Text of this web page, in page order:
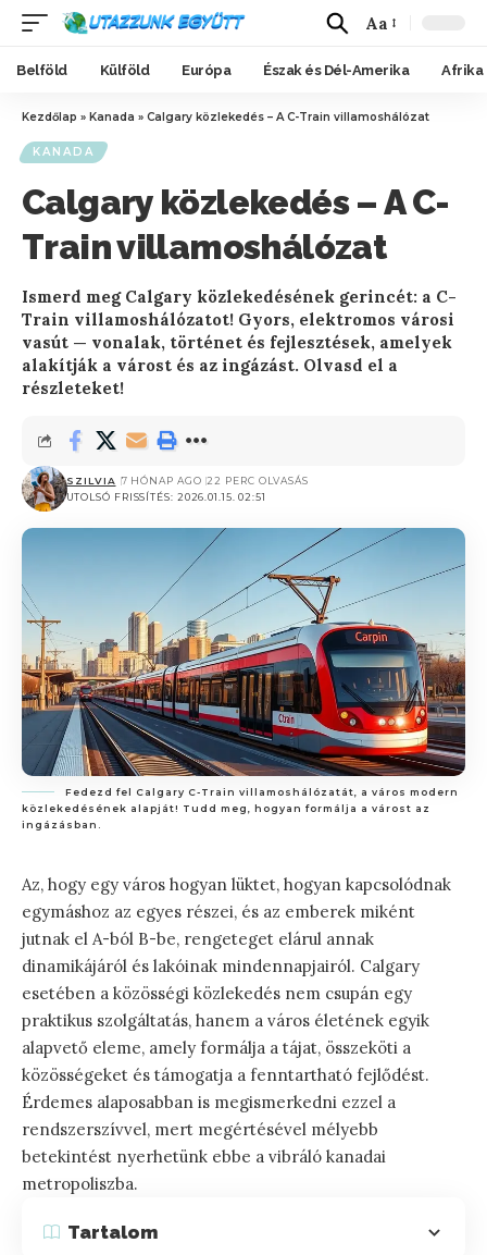
Aa
Belföld Külföld Európa Észak és Dél-Amerika Afrika
Kezdőlap » Kanada » Calgary közlekedés – A C-Train villamoshálózat
KANADA
Calgary közlekedés – A C-
Train villamoshálózat
Ismerd meg Calgary közlekedésének gerincét: a C-
Train villamoshálózatot! Gyors, elektromos városi
vasút — vonalak, történet és fejlesztések, amelyek
alakítják a várost és az ingázást. Olvasd el a
részleteket!
UTOLSÓ FRISSÍTÉS: 2026.01.15. 02:51
SZILVIA 7 HÓNAP AGO 22 PERC OLVASÁS
Fedezd fel Calgary C-Train villamoshálózatát, a város modern
közlekedésének alapját! Tudd meg, hogyan formálja a várost az
ingázásban.
Az, hogy egy város hogyan lüktet, hogyan kapcsolódnak
egymáshoz az egyes részei, és az emberek miként
jutnak el A-ból B-be, rengeteget elárul annak
dinamikájáról és lakóinak mindennapjairól. Calgary
esetében a közösségi közlekedés nem csupán egy
praktikus szolgáltatás, hanem a város életének egyik
alapvető eleme, amely formálja a tájat, összeköti a
közösségeket és támogatja a fenntartható fejlődést.
Érdemes alaposabban is megismerkedni ezzel a
rendszerszívvel, mert megértésével mélyebb
betekintést nyerhetünk ebbe a vibráló kanadai
metropoliszba.
Tartalom